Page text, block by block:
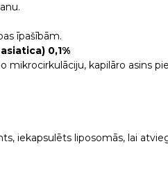
īpašībām.
0,1%
kapilāro asins
iekapsulēts liposomās, lai